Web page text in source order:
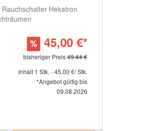
Hekatron
45,00 €*
bisheriger Preis49,44 €
Inhalt 1 Stk. - 45,00 €/ Stk.
*Angebot gültig bis
09.08.2026